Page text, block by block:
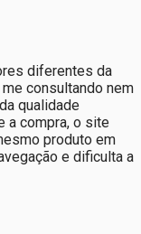
diferentes da
consultando nem
qualidade
a compra, o site
produto em
e dificulta a